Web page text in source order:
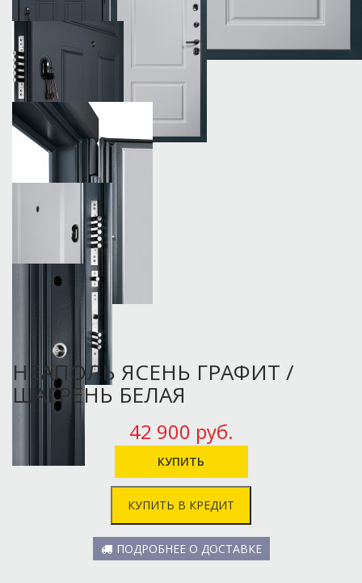
НЕАПОЛЬ ЯСЕНЬ ГРАФИТ /
ШАГРЕНЬ БЕЛАЯ
42 900 руб.
КУПИТЬ В КРЕДИТ
ПОДРОБНЕЕ О ДОСТАВКЕ